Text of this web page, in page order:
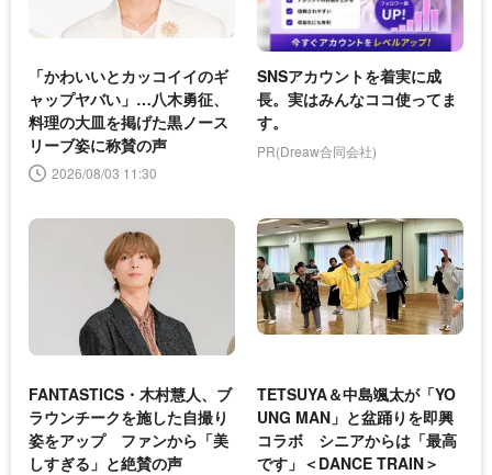
「かわいいとカッコイイのギ
ャップヤバい」…八木勇征、
料理の大皿を掲げた黒ノース
リーブ姿に称賛の声
2026/08/03 11:30
SNSアカウントを着実に成
長。実はみんなココ使ってま
す。
PR(Dreaw合同会社)
FANTASTICS・木村慧人、ブ
ラウンチークを施した自撮り
姿をアップ ファンから「美
しすぎる」と絶賛の声
TETSUYA＆中島颯太が「YO
UNG MAN」と盆踊りを即興
コラボ シニアからは「最高
です」＜DANCE TRAIN＞